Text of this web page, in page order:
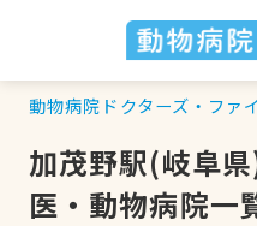
動物病院ドクターズ・ファ
加茂野駅(岐阜
医・動物病院一